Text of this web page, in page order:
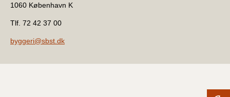
1060 København K
Tlf. 72 42 37 00
byggeri@sbst.dk